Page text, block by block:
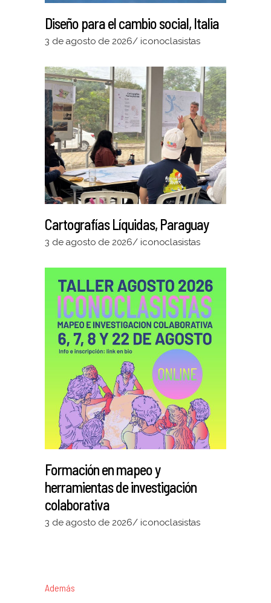
Diseño para el cambio social, Italia
3 de agosto de 2026 iconoclasistas
Cartografías Líquidas, Paraguay
3 de agosto de 2026 iconoclasistas
Formación en mapeo y
herramientas de investigación
colaborativa
3 de agosto de 2026 iconoclasistas
Además